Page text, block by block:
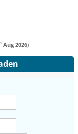
Aug 2026)